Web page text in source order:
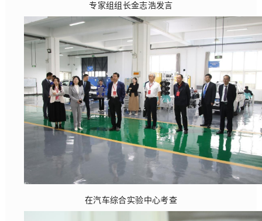
专家组组长金志浩发言
在汽车综合实验中心考查